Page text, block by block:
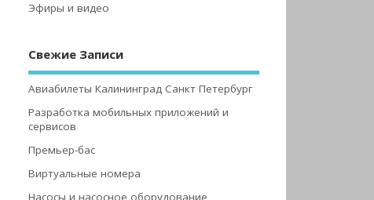
Эфиры и видео
Свежие Записи
Авиабилеты Калининград Санкт Петербург
Разработка мобильных приложений и
сервисов
Премьер-бас
Виртуальные номера
Насосы и насосное оборудование